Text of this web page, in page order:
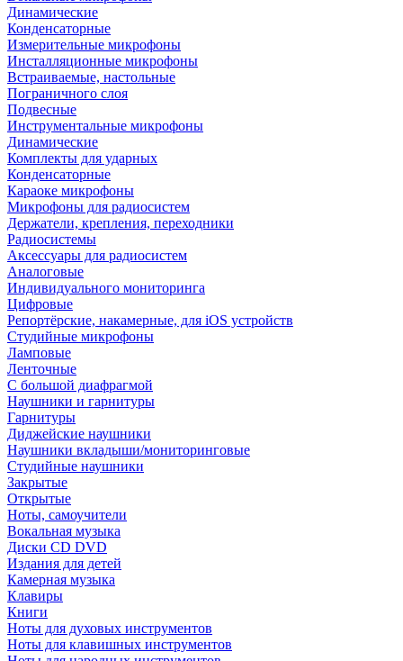
Динамические
Конденсаторные
Измерительные микрофоны
Инсталляционные микрофоны
Встраиваемые, настольные
Пограничного слоя
Подвесные
Инструментальные микрофоны
Динамические
Комплекты для ударных
Конденсаторные
Караоке микрофоны
Микрофоны для радиосистем
Держатели, крепления, переходники
Радиосистемы
Аксессуары для радиосистем
Аналоговые
Индивидуального мониторинга
Цифровые
Репортёрские, накамерные, для iOS устройств
Студийные микрофоны
Ламповые
Ленточные
С большой диафрагмой
Наушники и гарнитуры
Гарнитуры
Диджейские наушники
Наушники вкладыши/мониторинговые
Студийные наушники
Закрытые
Открытые
Ноты, самоучители
Вокальная музыка
Диски CD DVD
Издания для детей
Камерная музыка
Клавиры
Книги
Ноты для духовых инструментов
Ноты для клавишных инструментов